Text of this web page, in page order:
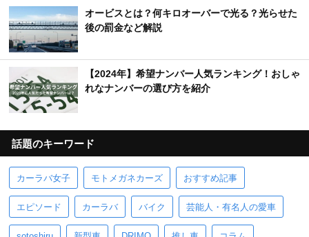
オービスとは？何キロオーバーで光る？光らせた
後の罰金など解説
【2024年】希望ナンバー人気ランキング！おしゃ
れなナンバーの選び方を紹介
話題のキーワード
カーラバ女子 モトメガネカーズ おすすめ記事
エピソード カーラバ バイク 芸能人・有名人の愛車